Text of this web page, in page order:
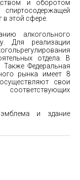
и оборотом
в этой сфере.
алкогольного
Для реализации
отдела. В
Также Федеральная
рынка имеет 8
свои
и здание